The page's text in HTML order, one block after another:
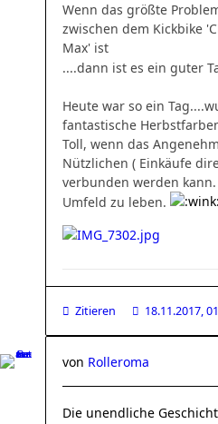
Wenn das größte
zwischen dem Kickbike
Max' ist
....dann ist es ein guter
Heute war so ein Tag....
fantastische
Toll, wenn das
Nützlichen ( Einkäufe
verbunden werden
Umfeld zu leben.
Zitieren 18.11.2017,
von Rolleroma
Die unendliche